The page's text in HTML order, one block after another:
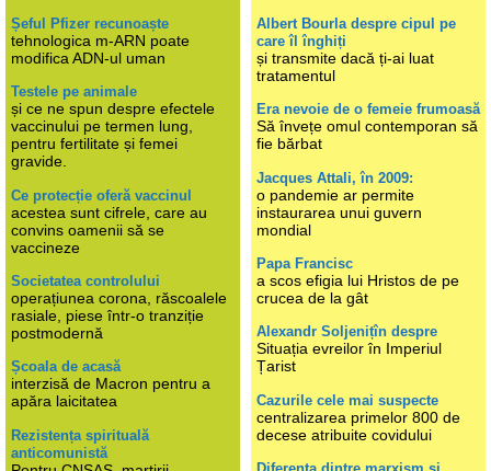
Șeful Pfizer recunoaște
tehnologica m-ARN poate
modifica ADN-ul uman
Testele pe animale
și ce ne spun despre efectele
vaccinului pe termen lung,
pentru fertilitate și femei
gravide.
Ce protecție oferă vaccinul
acestea sunt cifrele, care au
convins oamenii să se
vaccineze
Societatea controlului
operațiunea corona, răscoalele
rasiale, piese într-o tranziție
postmodernă
Școala de acasă
interzisă de Macron pentru a
apăra laicitatea
Rezistența spirituală
anticomunistă
Albert Bourla despre cipul pe
care îl înghiți
și transmite dacă ți-ai luat
tratamentul
Era nevoie de o femeie frumoasă
Să învețe omul contemporan să
fie bărbat
Jacques Attali, în 2009:
o pandemie ar permite
instaurarea unui guvern
mondial
Papa Francisc
a scos efigia lui Hristos de pe
crucea de la gât
Alexandr Soljenițîn despre
Situația evreilor în Imperiul
Țarist
Cazurile cele mai suspecte
centralizarea primelor 800 de
decese atribuite covidului